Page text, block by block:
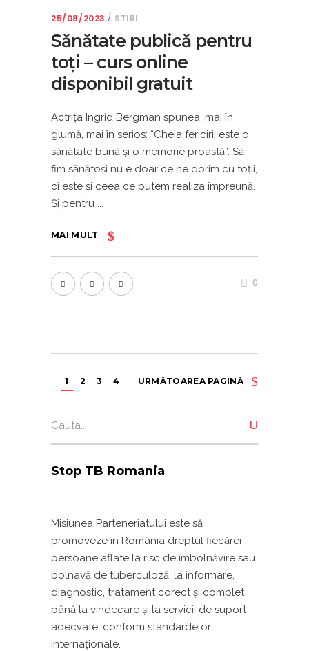
25/08/2023 STIRI
Sănătate publică pentru
toți – curs online
disponibil gratuit
Actrița Ingrid Bergman spunea, mai în
glumă, mai în serios: “Cheia fericirii este o
sănătate bună și o memorie proastă”. Să
fim sănătoși nu e doar ce ne dorim cu toții,
ci este și ceea ce putem realiza împreună.
Și pentru
MAI MULT
0
1 2 3 4 URMĂTOAREA PAGINĂ
for:
Stop TB Romania
Misiunea Parteneriatului este să
promoveze în România dreptul fiecărei
persoane aflate la risc de îmbolnăvire sau
bolnavă de tuberculoză, la informare,
diagnostic, tratament corect și complet
până la vindecare și la servicii de suport
adecvate, conform standardelor
internaționale.